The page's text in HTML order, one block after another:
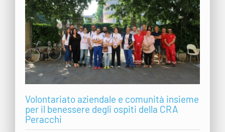
Volontariato aziendale e comunità insieme
per il benessere degli ospiti della CRA
Peracchi